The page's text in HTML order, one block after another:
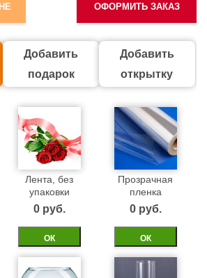
ОФОРМИТЬ ЗАКАЗ
Добавить
подарок
Добавить
открытку
Лента, без
упаковки
0 pуб.
ОК
Прозрачная
пленка
0 pуб.
ОК